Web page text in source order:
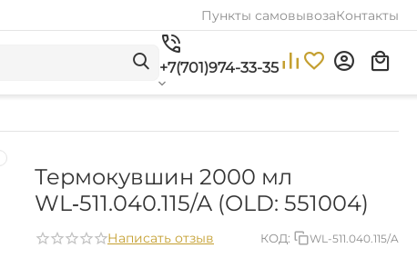
Пункты самовывозаКонтакты
+7(701)974-33-35
Термокувшин 2000 мл
WL‑511.040.115/A (OLD: 551004)
Написать отзыв КОД: WL-511.040.115/A